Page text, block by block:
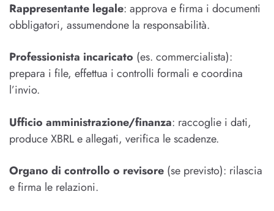
Rappresentante legale: approva e firma i documenti
obbligatori, assumendone la responsabilità.
Professionista incaricato (es. commercialista):
prepara i file, effettua i controlli formali e coordina
l’invio.
Ufficio amministrazione/finanza: raccoglie i dati,
produce XBRL e allegati, verifica le scadenze.
Organo di controllo o revisore (se previsto): rilascia
e firma le relazioni.